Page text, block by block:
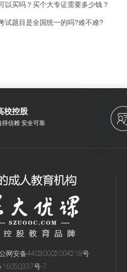
以买吗？买个大专证需要多少钱？
试题目是全国统一的吗?难不难?
校控股
得信赖 安全可靠
网安备44030002004218号
16050337号-7